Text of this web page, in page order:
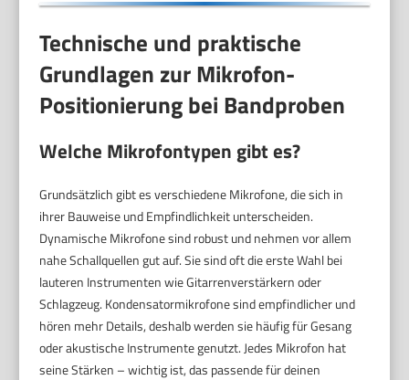
Technische und praktische
Grundlagen zur Mikrofon-
Positionierung bei Bandproben
Welche Mikrofontypen gibt es?
Grundsätzlich gibt es verschiedene Mikrofone, die sich in
ihrer Bauweise und Empfindlichkeit unterscheiden.
Dynamische Mikrofone sind robust und nehmen vor allem
nahe Schallquellen gut auf. Sie sind oft die erste Wahl bei
lauteren Instrumenten wie Gitarrenverstärkern oder
Schlagzeug. Kondensatormikrofone sind empfindlicher und
hören mehr Details, deshalb werden sie häufig für Gesang
oder akustische Instrumente genutzt. Jedes Mikrofon hat
seine Stärken – wichtig ist, das passende für deinen